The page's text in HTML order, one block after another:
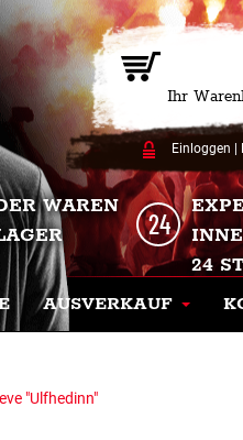
Ihr
Einloggen
WAREN
24
AUSVERKAUF
"Ulfhedinn"